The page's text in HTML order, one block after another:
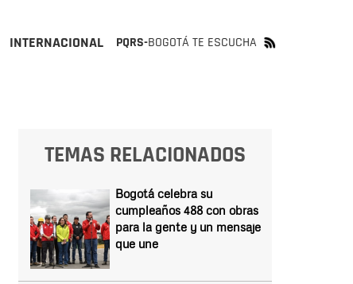
INTERNACIONAL PQRS-BOGOTÁ TE ESCUCHA
TEMAS RELACIONADOS
Bogotá celebra su
cumpleaños 488 con obras
para la gente y un mensaje
que une